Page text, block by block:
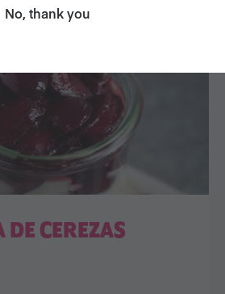
DE CEREZAS
No, thank you